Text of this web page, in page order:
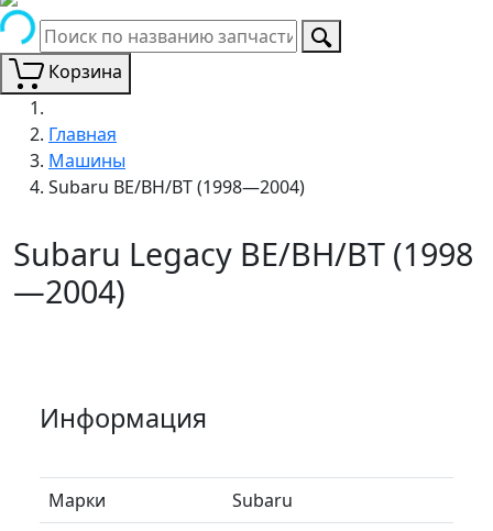
Корзина
Главная
Машины
Subaru BE/BH/BT (1998—2004)
Subaru Legacy BE/BH/BT (1998
—2004)
Информация
Марки
Subaru